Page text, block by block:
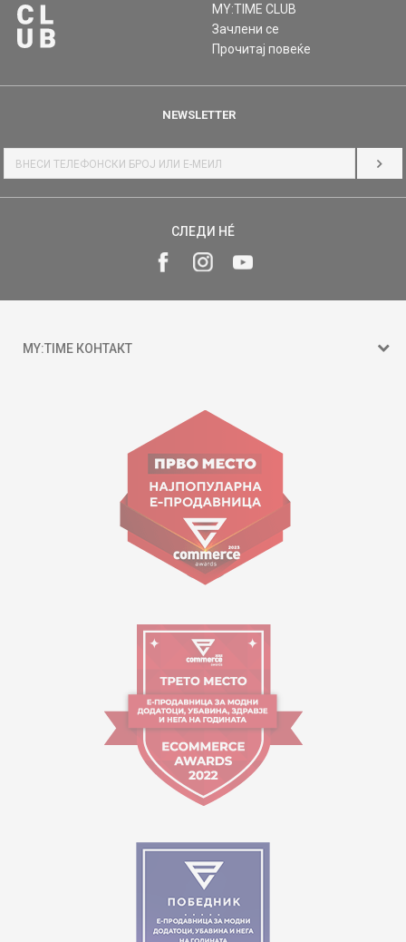
MY:TIME CLUB
Зачлени се
Прочитај повеќе
NEWSLETTER
СЛЕДИ НÉ
MY:TIME КОНТАКТ
ул. Гоце Николовски бр.74 Скопје
contact@mytime.mk
Работно време:
09:00 до 17:00